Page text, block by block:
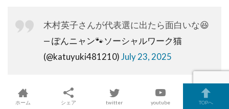
木村英子さんが代表選に出たら面白いな😆
— ぽんニャン🐾ソーシャルワーク猫
(@katuyuki481210)July 23, 2025
れいわ代表選に山本太郎が出なければ櫛渕
ホーム シェア twitter youtube TOPへ